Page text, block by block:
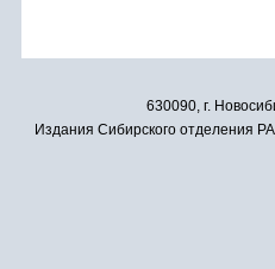
630090, г.
Издания Сибирского отделения